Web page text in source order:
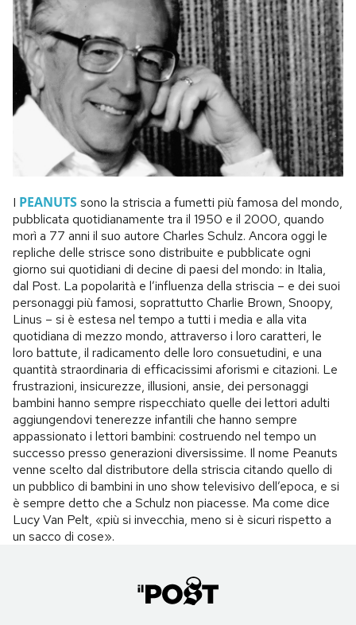
I PEANUTSsono la striscia a fumetti più famosa del mondo,
pubblicata quotidianamente tra il 1950 e il 2000, quando
morì a 77 anni il suo autore Charles Schulz. Ancora oggi le
repliche delle strisce sono distribuite e pubblicate ogni
giorno sui quotidiani di decine di paesi del mondo: in Italia,
dal Post. La popolarità e l’influenza della striscia – e dei suoi
personaggi più famosi, soprattutto Charlie Brown, Snoopy,
Linus – si è estesa nel tempo a tutti i media e alla vita
quotidiana di mezzo mondo, attraverso i loro caratteri, le
loro battute, il radicamento delle loro consuetudini, e una
quantità straordinaria di efficacissimi aforismi e citazioni. Le
frustrazioni, insicurezze, illusioni, ansie, dei personaggi
bambini hanno sempre rispecchiato quelle dei lettori adulti
aggiungendovi tenerezze infantili che hanno sempre
appassionato i lettori bambini: costruendo nel tempo un
successo presso generazioni diversissime. Il nome Peanuts
venne scelto dal distributore della striscia citando quello di
un pubblico di bambini in uno show televisivo dell’epoca, e si
è sempre detto che a Schulz non piacesse. Ma come dice
Lucy Van Pelt, «più si invecchia, meno si è sicuri rispetto a
un sacco di cose».